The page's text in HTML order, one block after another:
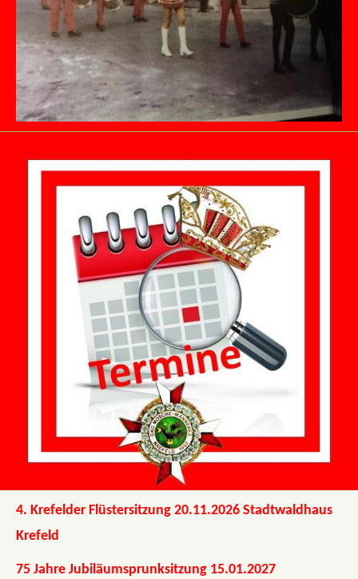
4. Krefelder Flüstersitzung 20.11.2026 Stadtwaldhaus
Krefeld
75 Jahre Jubiläumsprunksitzung 15.01.2027